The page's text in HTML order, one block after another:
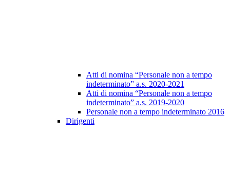
Atti di nomina “Personale non a tempo
indeterminato” a.s. 2020-2021
Atti di nomina “Personale non a tempo
indeterminato” a.s. 2019-2020
Personale non a tempo indeterminato 2016
Dirigenti